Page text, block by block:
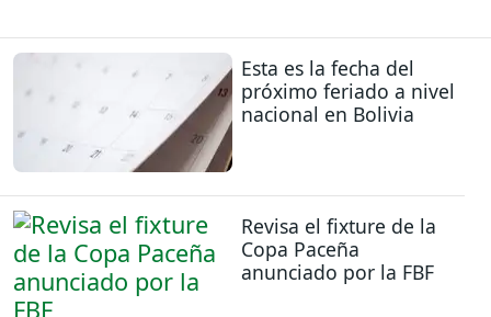
Esta es la fecha del
próximo feriado a nivel
nacional en Bolivia
Revisa el fixture de la
Copa Paceña
anunciado por la FBF